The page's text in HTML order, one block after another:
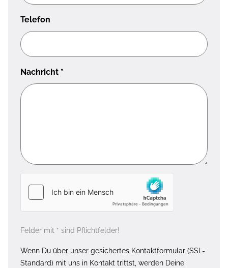
Telefon
Nachricht *
Felder mit * sind Pflichtfelder!
Wenn Du über unser gesichertes Kontaktformular (SSL-
Standard) mit uns in Kontakt trittst, werden Deine